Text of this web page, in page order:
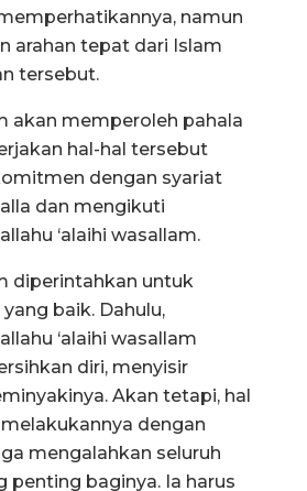
namun
arahan tepat dari Islam
tersebut.
akan memperoleh pahala
hal-hal tersebut
dengan syariat
dan mengikuti
‘alaihi wasallam.
diperintahkan untuk
baik. Dahulu,
‘alaihi wasallam
diri, menyisir
Akan tetapi, hal
dengan
mengalahkan seluruh
penting baginya. Ia harus